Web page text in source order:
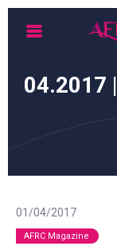
04.2017
01/04/2017
AFRC Magazine